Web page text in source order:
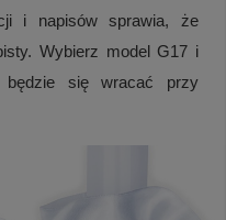
i napisów sprawia, że
Wybierz model G17 i
będzie się wracać przy